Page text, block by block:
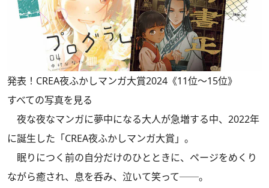
発表！CREA夜ふかしマンガ大賞2024《11位～15位》
すべての写真を見る
夜な夜なマンガに夢中になる大人が急増する中、2022年
に誕生した「CREA夜ふかしマンガ大賞」。
眠りにつく前の自分だけのひとときに、ページをめくり
ながら癒され、息を呑み、泣いて笑って──。